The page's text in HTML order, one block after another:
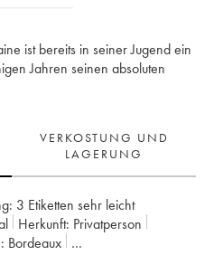
ist bereits in seiner Jugend ein
Jahren seinen absoluten
VERKOSTUNG UND
LAGERUNG
3 Etiketten sehr leicht
Herkunft:
privatperson
Bordeaux